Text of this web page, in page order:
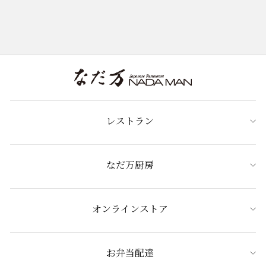
レストラン
なだ万厨房
オンラインストア
お弁当配達